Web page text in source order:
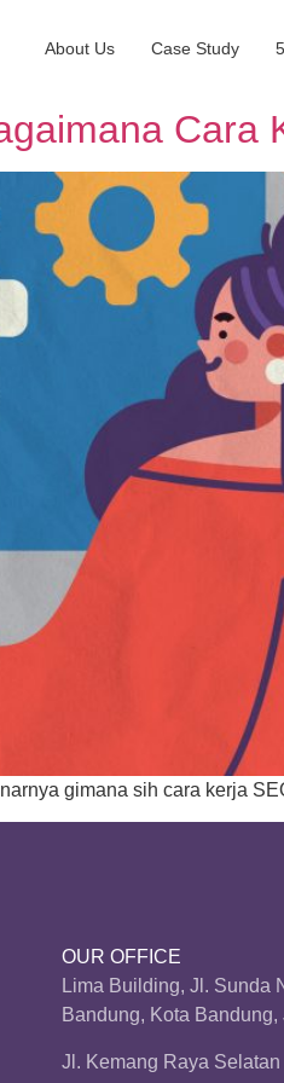
About Us Case Study
Cara
gimana sih cara kerja
OUR OFFICE
Lima Building, Jl. Sunda
Bandung, Kota
Jl. Kemang Raya